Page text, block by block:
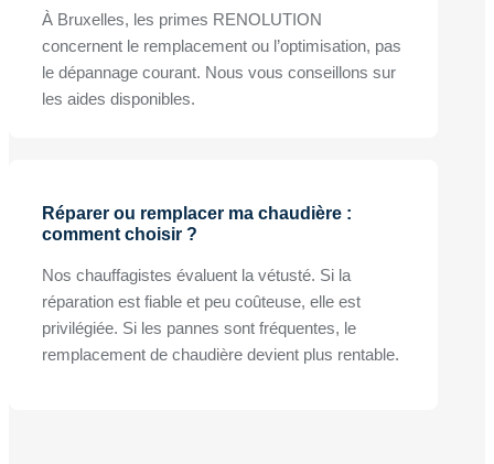
À Bruxelles, les primes RENOLUTION
concernent le remplacement ou l’optimisation, pas
le dépannage courant. Nous vous conseillons sur
les aides disponibles.
Réparer ou remplacer ma chaudière :
comment choisir ?
Nos chauffagistes évaluent la vétusté. Si la
réparation est fiable et peu coûteuse, elle est
privilégiée. Si les pannes sont fréquentes, le
remplacement de chaudière devient plus rentable.